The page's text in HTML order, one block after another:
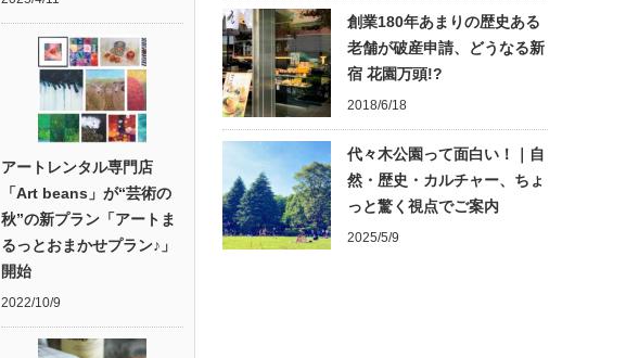
アートレンタル専門店
「Art beans」が“芸術の
秋”の新プラン「アートま
るっとおまかせプラン♪」
開始
2022/10/9
創業180年あまりの歴史ある
老舗が破産申請、どうなる新
宿 花園万頭!?
2018/6/18
代々木公園って面白い！｜自
然・歴史・カルチャー、ちょ
っと驚く視点でご案内
2025/5/9